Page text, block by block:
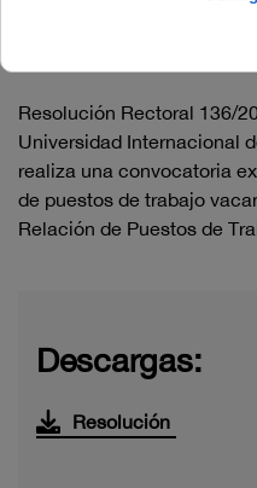
Resolución Rectoral 136/
Universidad Internacional
realiza una convocatoria
de puestos de trabajo
Relación de Puestos de
Descargas:
Resolución